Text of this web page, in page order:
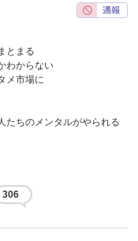
とまる
わからない
メ市場に
たちのメンタルがやられる
306